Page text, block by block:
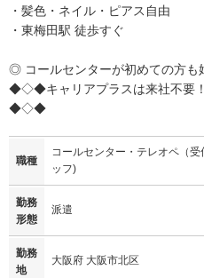
・髪色・ネイル・ピアス自由
・東梅田駅 徒歩すぐ
◎ コールセンターが初めての方も
◆◇◆キャリアプラスは来社不要！
◆◇◆
職種
コールセンター・テレオペ（
ッフ)
勤務
形態
派遣
勤務
地
大阪府 大阪市北区